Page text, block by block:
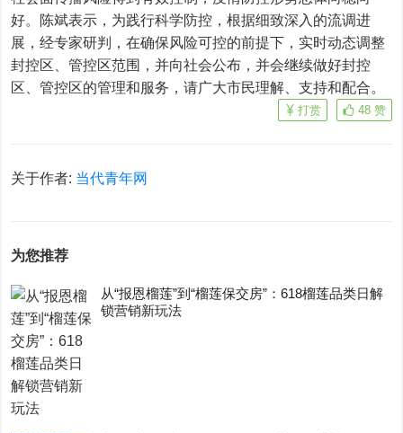
好。陈斌表示，为践行科学防控，根据细致深入的流调进
展，经专家研判，在确保风险可控的前提下，实时动态调整
封控区、管控区范围，并向社会公布，并会继续做好封控
区、管控区的管理和服务，请广大市民理解、支持和配合。
48 赞
打赏
关于作者: 当代青年网
为您推荐
从“报恩榴莲”到“榴莲保交房”：618榴莲品类日解
锁营销新玩法